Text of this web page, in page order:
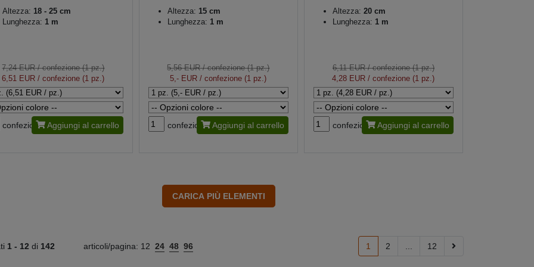
Altezza: 18 - 25 cm
Lunghezza: 1 m
7,24 EUR/ confezione (1 pz.)
6,51 EUR / confezione (1 pz.)
confezione Aggiungi al carrello
Altezza: 15 cm
Lunghezza: 1 m
5,56 EUR/ confezione (1 pz.)
5,- EUR / confezione (1 pz.)
confezione Aggiungi al carrello
Altezza: 20 cm
Lunghezza: 1 m
6,11 EUR/ confezione (1 pz.)
4,28 EUR / confezione (1 pz.)
confezione Aggiungi al carrello
1 - 12 di 142 articoli/pagina: 12 24 48 96 1 2 12